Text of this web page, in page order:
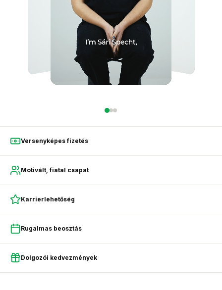
Versenyképes fizetés
Motivált, fiatal csapat
Karrierlehetőség
Rugalmas beosztás
Dolgozói kedvezmények